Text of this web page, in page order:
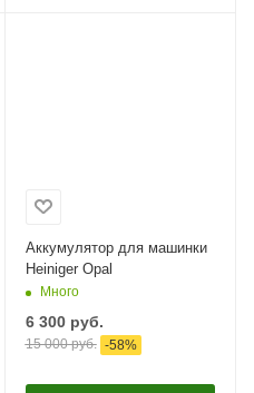
Аккумулятор для машинки
Heiniger Opal
Много
6 300руб.
15 000руб. -58%